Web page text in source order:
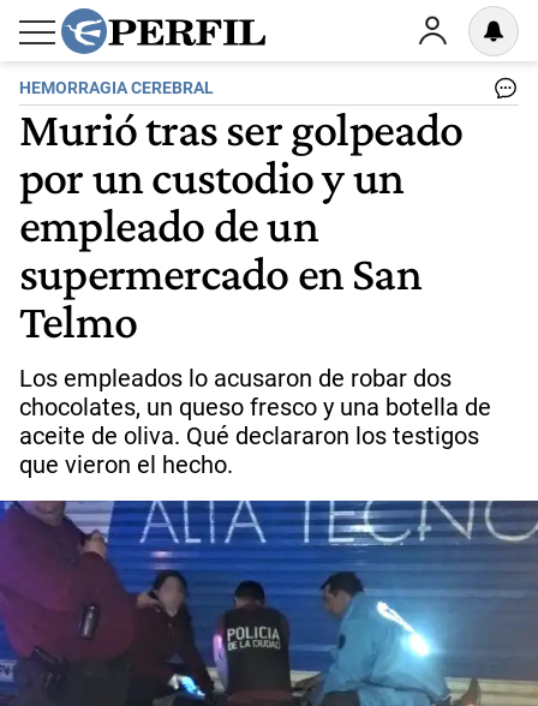
HEMORRAGIA CEREBRAL
Murió tras ser golpeado
por un custodio y un
empleado de un
supermercado en San
Telmo
Los empleados lo acusaron de robar dos
chocolates, un queso fresco y una botella de
aceite de oliva. Qué declararon los testigos
que vieron el hecho.